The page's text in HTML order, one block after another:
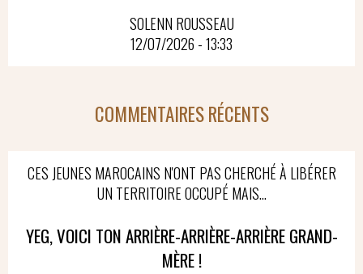
SOLENN ROUSSEAU
12/07/2026 - 13:33
COMMENTAIRES RÉCENTS
CES JEUNES MAROCAINS N'ONT PAS CHERCHÉ À LIBÉRER
UN TERRITOIRE OCCUPÉ MAIS...
YEG, VOICI TON ARRIÈRE-ARRIÈRE-ARRIÈRE GRAND-
MÈRE !